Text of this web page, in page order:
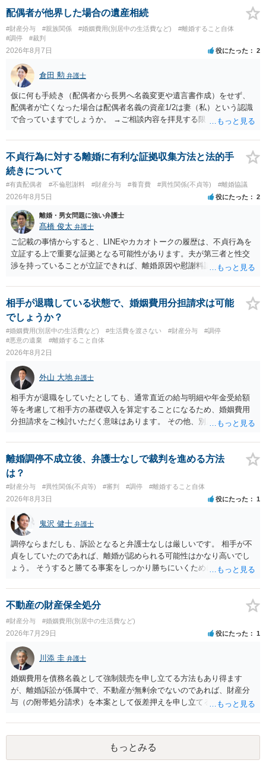
配偶者が他界した場合の遺産相続
#財産分与 #親族関係 #婚姻費用(別居中の生活費など)
#離婚すること自体
#調停
#裁判
2026年8月7日 役にたった 2
倉田 勲 弁護士
仮に何も手続き（配偶者から長男へ名義変更や遺言書作成）をせず、
配偶者が亡くなった場合は配偶者名義の資産1/2は妻（私）という認識
で合っていますでしょうか。 →ご相談内容を拝見する限りでは、その
完全に所有する場合は、他の相続人に対して自宅の評価額の１/２の代
償金の支払いが必要になります。
不貞行為に対する離婚に有利な証拠収集方法と法的手
続きについて
#有責配偶者 #不倫慰謝料 #財産分与 #養育費 #異性関係(不貞等) #離婚協議
2026年8月5日 役にたった 2
離婚・男女問題に強い弁護士
髙橋 俊太 弁護士
ご記載の事情からすると、LINEやカカオトークの履歴は、不貞行為を
立証する上で重要な証拠となる可能性があります。夫が第三者と性交
渉を持っていることが立証できれば、離婚原因や慰謝料請求を検討す
性的関係を継続しているのであれば、その期間や回数が分かる資料は
できるだけ保存しておくことをお勧めいたします。 他方、「夫に不貞
がある＝財産分与でも多くもらえる」「当然に親権を取得できる」と
いう関係にはありません。まず、財産分与は、基本的には夫婦が婚姻
中に形成した財産を清算する制度ですので、不貞行為の有無とは別
に、預貯金、不動産、保険、退職金等の資料を確保しておくことが重
「どのような形がお子様の利益になるか」という観点です。そのた
め、未就学のお子様について貴方が主として養育しているのであれ
ば、保育園等への送迎、食事・入浴・寝かしつけ等の日常的な育児、
通院や予防接種への対応、保育園との連絡、夫婦それぞれの勤務状
況、別居後にどのような養育環境を用意できるかといった、これまで
養育費については、離婚後も父母双方がそれぞれの収入に応じて負担
するのが原則となります。
相手が退職している状態で、婚姻費用分担請求は可能
でしょうか？
#婚姻費用(別居中の生活費など) #生活費を渡さない #財産分与
#調停
#悪意の遺棄
#離婚すること自体
2026年8月2日
外山 大地 弁護士
相手方が退職をしていたとしても、通常直近の給与明細や年金受給額
等を考慮して相手方の基礎収入を算定することになるため、婚姻費用
分担請求をご検討いただく意味はあります。 その他、別居の経緯、質
て、ご検討いただくのが良いかと思います。
離婚調停不成立後、弁護士なしで裁判を進める方法
は？
#財産分与 #異性関係(不貞等) #審判 #調停 #離婚すること自体
2026年8月3日 役にたった 1
鬼沢 健士 弁護士
調停ならまだしも、訴訟となると弁護士なしは厳しいです。 相手が不
貞をしていたのであれば、離婚が認められる可能性はかなり高いでし
ょう。 そうすると勝てる事案をしっかり勝ちにいくためにも弁護士委
不動産の財産保全処分
#財産分与 #婚姻費用(別居中の生活費など)
2026年7月29日 役にたった 1
川添 圭 弁護士
婚姻費用を債務名義として強制競売を申し立てる方法もあり得ます
が、離婚訴訟が係属中で、不動産が無剰余でないのであれば、財産分
与（の附帯処分請求）を本案として仮差押えを申し立てる（法的には
えられます。弁護士へ依頼しているのであれば、担当弁護士とよく相
談してください。
もっとみる